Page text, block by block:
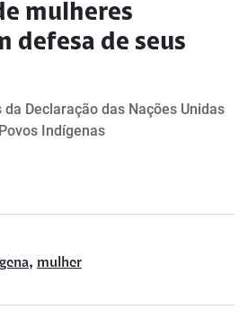
mulheres
defesa de seus
Declaração das Nações Unidas
Indígenas
, mulher